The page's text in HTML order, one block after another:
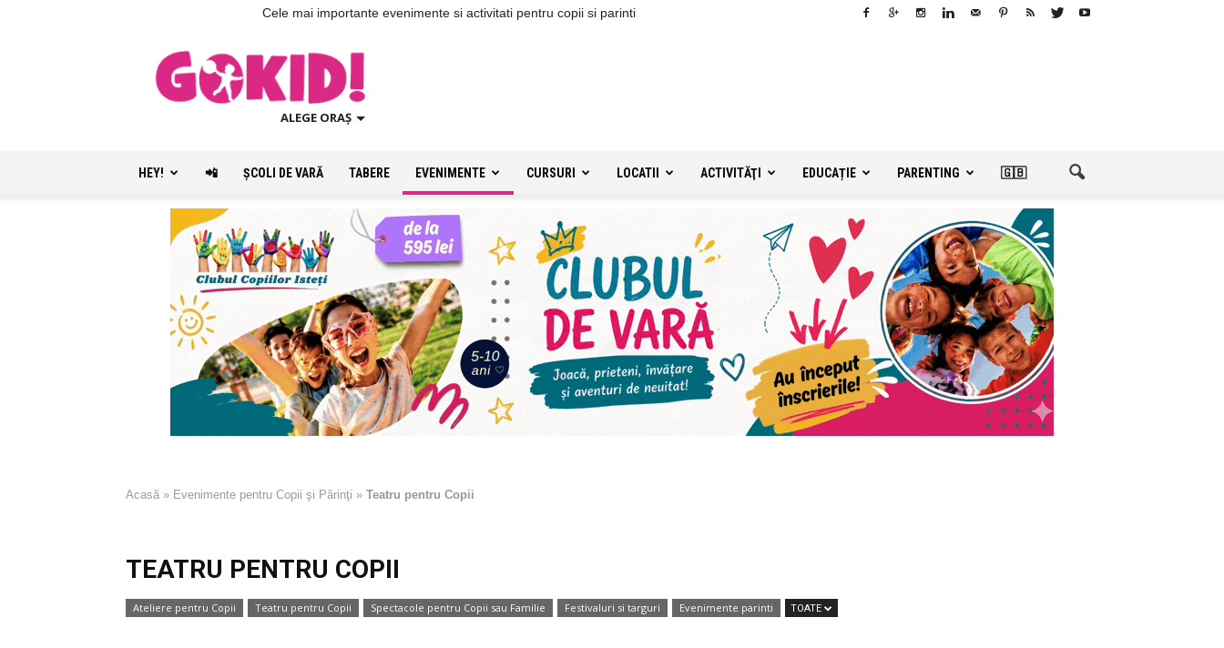
Cele mai importante evenimente si activitati pentru copii si parinti
ALEGE ORAȘ
HEY! 📲 ŞCOLI DE VARĂ TABERE EVENIMENTE CURSURI LOCATII ACTIVITĂŢI EDUCAȚIE PARENTING 🇬🇧
Acasă » Evenimente pentru Copii şi Părinţi » Teatru pentru Copii
TEATRU PENTRU COPII
Ateliere pentru Copii Teatru pentru Copii Spectacole pentru Copii sau Familie Festivaluri si targuri Evenimente parinti TOATE